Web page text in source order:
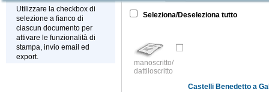
Utilizzare la checkbox di
selezione a fianco di
ciascun documento per
attivare le funzionalità di
stampa, invio email ed
export.
Seleziona/Deseleziona tutto
manoscritto/
dattiloscritto
Castelli Benedetto a